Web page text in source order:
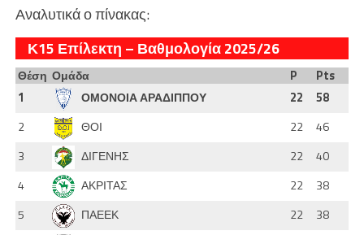
Αναλυτικά ο πίνακας:
Κ15 Επίλεκτη – Βαθμολογία 2025/26
Θέση Ομάδα P
Pts
1
ΟΜΟΝΟΙΑ ΑΡΑΔΙΠΠΟΥ 22
58
2
ΘΟΙ 22
46
3
ΔΙΓΕΝΗΣ 22
40
4
ΑΚΡΙΤΑΣ 22
38
5
ΠΑΕΕΚ 22
38